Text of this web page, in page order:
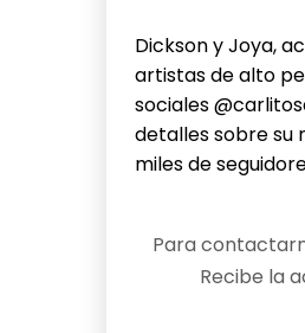
Dickson y Joya,
artistas de alto
sociales
detalles sobre su
miles de
Para
Recibe la